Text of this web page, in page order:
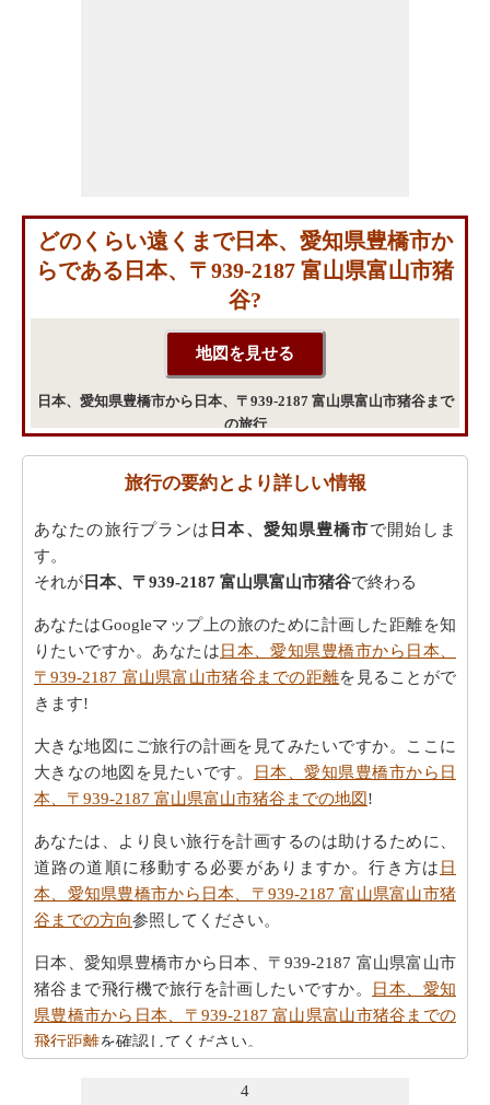
どのくらい遠くまで日本、愛知県豊橋市か
らである日本、〒939-2187 富山県富山市猪
谷?
日本、愛知県豊橋市から日本、〒939-2187 富山県富山市猪谷まで
の旅行
旅行の要約とより詳しい情報
あなたの旅行プランは 日本、愛知県豊橋市で開始しま
す。
それが 日本、〒939-2187 富山県富山市猪谷で終わる
あなたはGoogleマップ上の旅のために計画した距離を知
りたいですか。あなたは日本、愛知県豊橋市から日本、
〒939-2187 富山県富山市猪谷までの距離を見ることがで
きます!
大きな地図にご旅行の計画を見てみたいですか。ここに
大きなの地図を見たいです。
日本、愛知県豊橋市から日
本、〒939-2187 富山県富山市猪谷までの地図!
あなたは、より良い旅行を計画するのは助けるために、
道路の道順に移動する必要がありますか。行き方は 日
本、愛知県豊橋市から日本、〒939-2187 富山県富山市猪
谷までの方向参照してください。
日本、愛知県豊橋市から日本、〒939-2187 富山県富山市
猪谷まで飛行機で旅行を計画したいですか。
日本、愛知
県豊橋市から日本、〒939-2187 富山県富山市猪谷までの
飛行距離を確認してください。
あなたの旅行の計画を実行するために走行時間は非常に
4